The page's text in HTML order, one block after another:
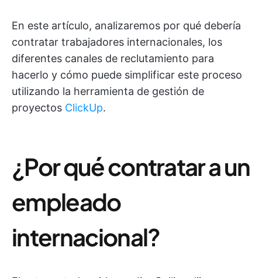
En este artículo, analizaremos por qué debería
contratar trabajadores internacionales, los
diferentes canales de reclutamiento para
hacerlo y cómo puede simplificar este proceso
utilizando la herramienta de gestión de
proyectos ClickUp.
¿Por qué contratar a un
empleado
internacional?